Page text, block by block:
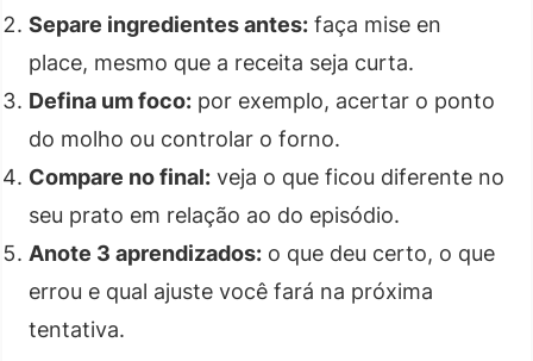
Separe ingredientes antes: faça mise en
place, mesmo que a receita seja curta.
Defina um foco: por exemplo, acertar o ponto
do molho ou controlar o forno.
Compare no final: veja o que ficou diferente no
seu prato em relação ao do episódio.
Anote 3 aprendizados: o que deu certo, o que
errou e qual ajuste você fará na próxima
tentativa.